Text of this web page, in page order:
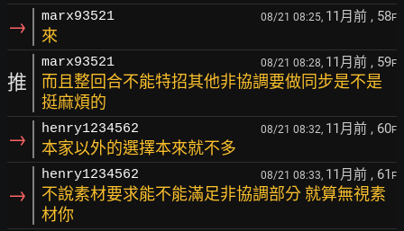
→ marx93521 08/21 08:25, 11月前 , 58F
來
推
marx93521 08/21 08:28, 11月前 , 59F
而且整回合不能特招其他非協調要做同步是不是
挺麻煩的
→ henry1234562 08/21 08:32, 11月前 , 60F
本家以外的選擇本來就不多
→
henry1234562 08/21 08:33, 11月前 , 61 F
不說素材要求能不能滿足非協調部分 就算無視素
材你